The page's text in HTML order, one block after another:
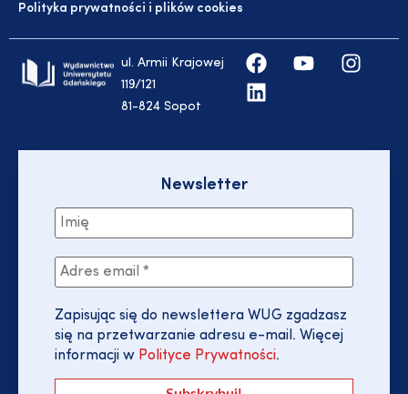
Polityka prywatności i plików cookies
ul. Armii Krajowej
119/121
81-824 Sopot
Newsletter
Zapisując się do newslettera WUG zgadzasz
się na przetwarzanie adresu e-mail. Więcej
informacji w Polityce Prywatności.